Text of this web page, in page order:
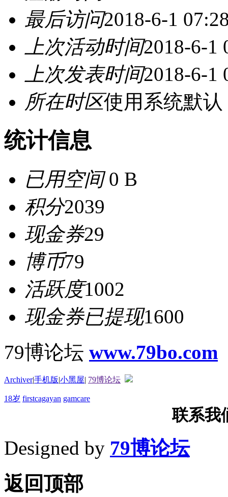
最后访问2018-6-1
上次活动时间2018-6-1
上次发表时间2018-6-1
所在时区使用系统默认
统计信息
已用空间0 B
积分2039
现金券29
博币79
活跃度1002
现金券已提现1600
79博论坛 www.79bo.com
Archiver|手机版|小黑屋| 79博论坛
18岁 firstcagayan gamcare
联系我
Designed by 79博论坛
返回顶部